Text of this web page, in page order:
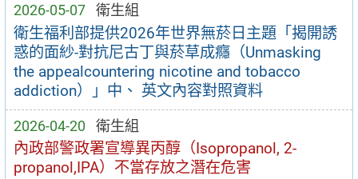
2026-05-07 衛生組
衛生福利部提供2026年世界無菸日主題「揭開誘
惑的面紗-對抗尼古丁與菸草成癮（Unmasking
the appealcountering nicotine and tobacco
addiction）」中、 英文內容對照資料
2026-04-20 衛生組
內政部警政署宣導異丙醇（Isopropanol, 2-
propanol,IPA）不當存放之潛在危害